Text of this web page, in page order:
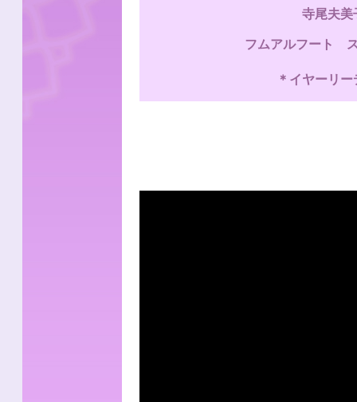
寺尾夫
フムアルフート
＊イヤーリ